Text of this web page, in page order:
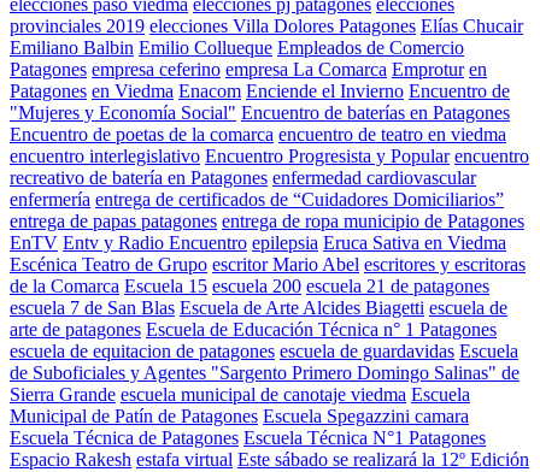
elecciones paso viedma elecciones pj patagones elecciones
provinciales 2019 elecciones Villa Dolores Patagones Elías Chucair
Emiliano Balbin Emilio Collueque Empleados de Comercio
Patagones empresa ceferino empresa La Comarca Emprotur en
Patagones en Viedma Enacom Enciende el Invierno Encuentro de
"Mujeres y Economía Social" Encuentro de baterías en Patagones
Encuentro de poetas de la comarca encuentro de teatro en viedma
encuentro interlegislativo Encuentro Progresista y Popular encuentro
recreativo de batería en Patagones enfermedad cardiovascular
enfermería entrega de certificados de “Cuidadores Domiciliarios”
entrega de papas patagones entrega de ropa municipio de Patagones
EnTV Entv y Radio Encuentro epilepsia Eruca Sativa en Viedma
Escénica Teatro de Grupo escritor Mario Abel escritores y escritoras
de la Comarca Escuela 15 escuela 200 escuela 21 de patagones
escuela 7 de San Blas Escuela de Arte Alcides Biagetti escuela de
arte de patagones Escuela de Educación Técnica n° 1 Patagones
escuela de equitacion de patagones escuela de guardavidas Escuela
de Suboficiales y Agentes "Sargento Primero Domingo Salinas" de
Sierra Grande escuela municipal de canotaje viedma Escuela
Municipal de Patín de Patagones Escuela Spegazzini camara
Escuela Técnica de Patagones Escuela Técnica N°1 Patagones
Espacio Rakesh estafa virtual Este sábado se realizará la 12º Edición